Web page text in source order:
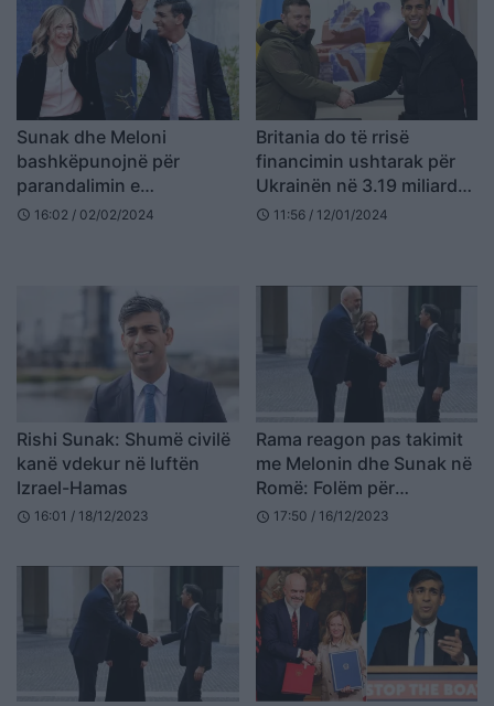
Sunak dhe Meloni
bashkëpunojnë për
parandalimin e
emigrantëve të paligjshëm
schedule 16:02 / 02/02/2024
Britania do të rrisë
financimin ushtarak për
Ukrainën në 3.19 miliardë
dollarë
schedule 11:56 / 12/01/2024
Rishi Sunak: Shumë civilë
kanë vdekur në luftën
Izrael-Hamas
schedule 16:01 / 18/12/2023
Rama reagon pas takimit
me Melonin dhe Sunak në
Romë: Folëm për
potencialet e
schedule 17:50 / 16/12/2023